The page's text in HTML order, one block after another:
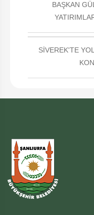
BAŞKAN
SİVEREK'TE